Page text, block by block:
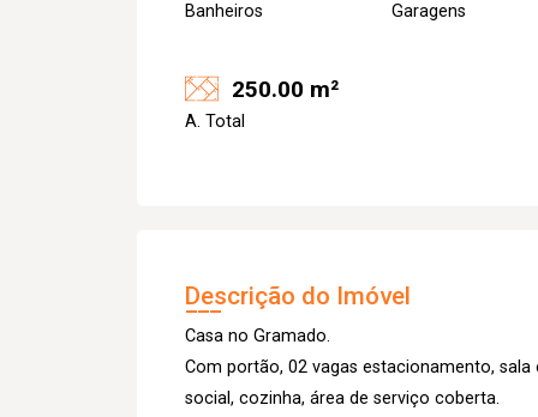
Banheiros Garagens
250.00 m²
A. Total
Descrição do Imóvel
Casa no Gramado.
Com portão, 02 vagas estacionamento,
social, cozinha, área de serviço coberta.